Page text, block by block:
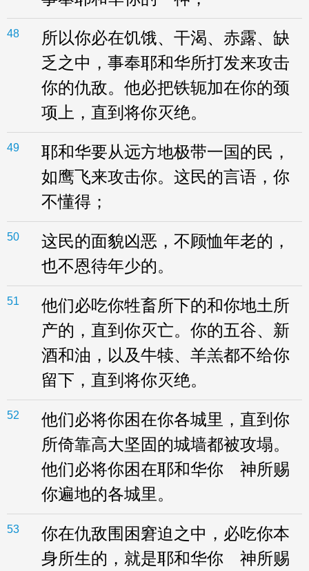
48
所以你必在饥饿、干渴、赤露、缺
乏之中，事奉耶和华所打发来攻击
你的仇敌。他必把铁轭加在你的颈
项上，直到将你灭绝。
49
耶和华要从远方地极带一国的民，
如鹰飞来攻击你。这民的言语，你
不懂得；
50
这民的面貌凶恶，不顾恤年老的，
也不恩待年少的。
51
他们必吃你牲畜所下的和你地土所
产的，直到你灭亡。你的五谷、新
酒和油，以及牛犊、羊羔都不给你
留下，直到将你灭绝。
52
他们必将你困在你各城里，直到你
所倚靠高大坚固的城墙都被攻塌。
他们必将你困在耶和华你 神所赐
你遍地的各城里。
53
你在仇敌围困窘迫之中，必吃你本
身所生的，就是耶和华你 神所赐